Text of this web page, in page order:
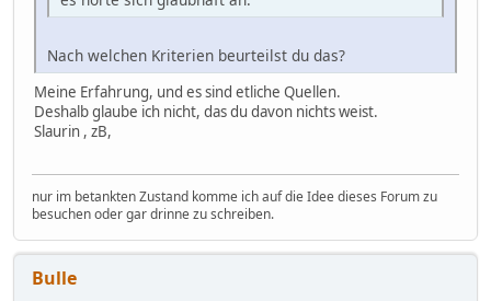
Nach welchen Kriterien beurteilst du das?
Meine Erfahrung, und es sind etliche Quellen.
Deshalb glaube ich nicht, das du davon nichts weist.
Slaurin , zB,
nur im betankten Zustand komme ich auf die Idee dieses Forum zu
besuchen oder gar drinne zu schreiben.
Bulle